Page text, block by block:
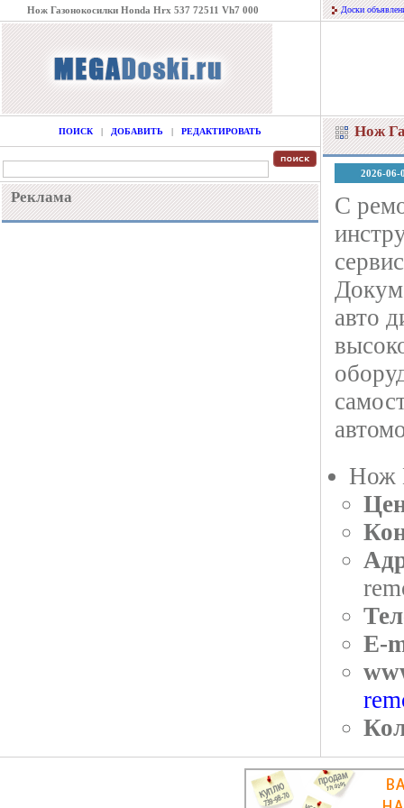
Нож Газонокосилки Honda Hrx 537 72511 Vh7 000 Доски
ПОИСК | ДОБАВИТЬ | РЕДАКТИРОВАТЬ
Реклама
Нож
2026-06-
С
авто
Нож
E-